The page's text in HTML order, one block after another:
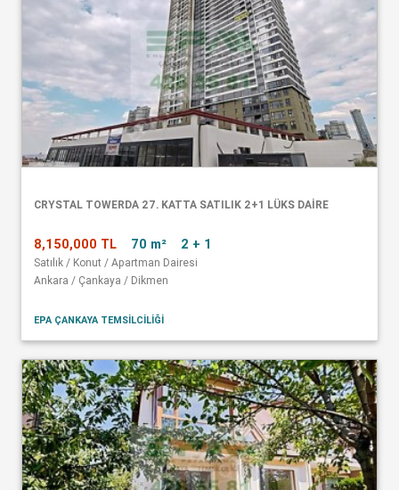
CRYSTAL TOWERDA 27. KATTA SATILIK 2+1 LÜKS DAİRE
8,150,000 TL 70 m² 2 + 1
Satılık / Konut / Apartman Dairesi
Ankara / Çankaya / Dikmen
EPA ÇANKAYA TEMSİLCİLİĞİ